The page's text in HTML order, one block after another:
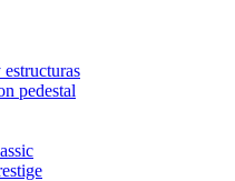
pedestal